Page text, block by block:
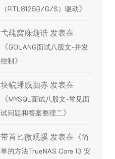
（RTL8125B/G/S）驱动》
弋莼窝庥煺诰 发表在
《GOLANG面试八股文-并发
控制》
块鲩蹯贱跏赤 发表在
《MYSQL面试八股文-常见面
试问题和答案整理二》
带首匕微观蹊 发表在《简
单的方法TrueNAS Core 13 安